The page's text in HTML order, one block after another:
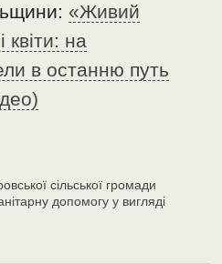
«Живий
квіти: на
в останню путь
сільської громади
допомогу у вигляді